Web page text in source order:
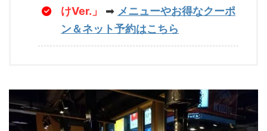
けVer.」
➡ メニューやお得なクーポ
ン＆ネット予約はこちら